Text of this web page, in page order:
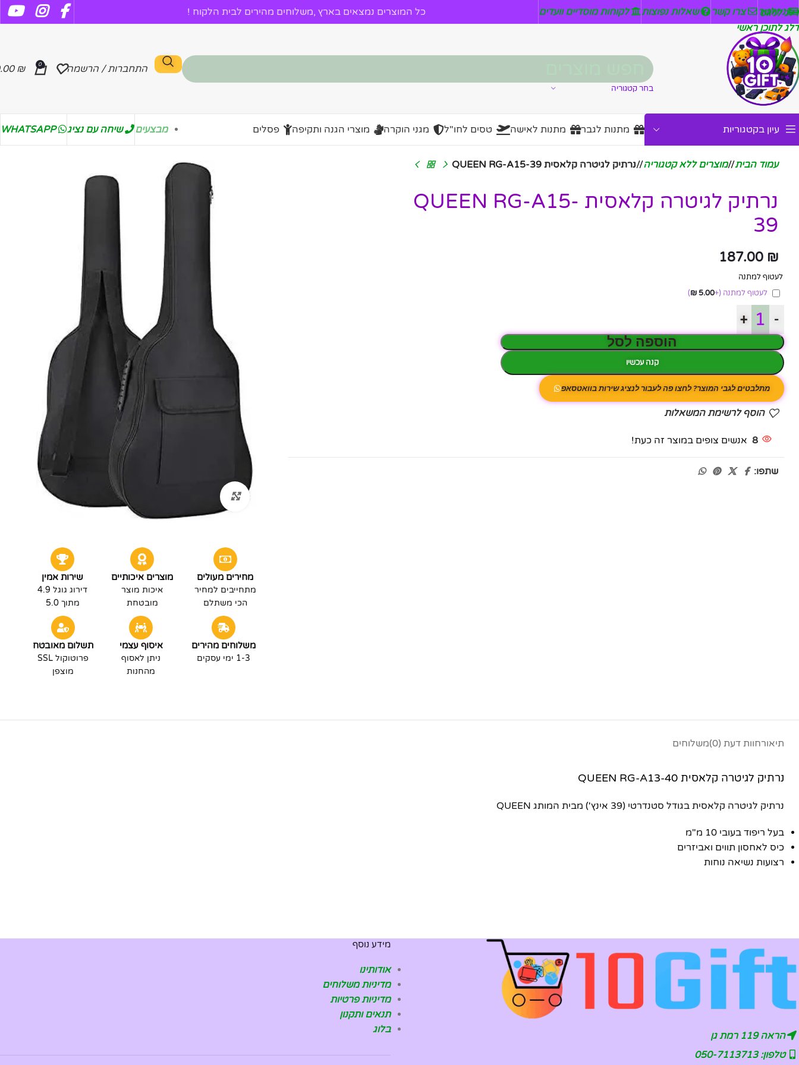
דלג לניווט
דלג לתוכן ראשי
ניזלטר צרו קשר שאלות נפוצות לקוחות מוסדיים וועדים כל המוצרים נמצאים בארץ ,משלוחים מהירים לבית הלקוח !
בחר קטגוריה
התחברות / הרשמה 0
₪
עיון בקטגוריות מתנות לגבר מתנות לאישה טסים לחו"ל מגני הוקרה מוצרי הגנה ותקיפה פסלים מבצעים שיחה עם נציג WHATSAPP
מחירים מעולים
מתחייבים למחיר
הכי משתלם
מוצרים איכותיים
איכות מוצר
מובטחת
שירות אמין
דירוג גוגל 4.9
מתוך 5.0
משלוחים מהירים
1-3 ימי עסקים
איסוף עצמי
ניתן לאסוף
מהחנות
תשלום מאובטח
פרוטוקול SSL
מוצפן
עמוד הבית/ מוצרים ללא קטגוריה/ נרתיק לגיטרה קלאסית QUEEN RG-A15-39
נרתיק לגיטרה קלאסית QUEEN RG-A15-
39
187.00 ₪
לעטוף למתנה
לעטוף למתנה(+
5.00
₪
)
-
+
הוספה לסל
קנה עכשיו
מתלבטים לגבי המוצר? לחצו פה לעבור לנציג שירות בוואטסאפ
הוסף לרשימת המשאלות
8 אנשים צופים במוצר זה כעת!
שתפו:
תיאורחוות דעת (0) משלוחים
נרתיק לגיטרה קלאסית QUEEN RG-A13-40
נרתיק לגיטרה קלאסית בגודל סטנדרטי (39 אינץ') מבית המותג QUEEN
בעל ריפוד בעובי 10 מ"מ
כיס לאחסון תווים ואביזרים
רצועות נשיאה נוחות
הראה 119 רמת גן
טלפון: 050-7113713
מידע נוסף
אודותינו
מדיניות משלוחים
מדיניות פרטיות
תנאים ותקנון
בלוג